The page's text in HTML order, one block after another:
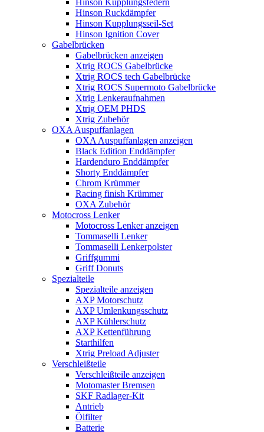
Hinson Kupplungsfedern
Hinson Ruckdämpfer
Hinson Kupplungsseil-Set
Hinson Ignition Cover
Gabelbrücken
Gabelbrücken anzeigen
Xtrig ROCS Gabelbrücke
Xtrig ROCS tech Gabelbrücke
Xtrig ROCS Supermoto Gabelbrücke
Xtrig Lenkeraufnahmen
Xtrig OEM PHDS
Xtrig Zubehör
OXA Auspuffanlagen
OXA Auspuffanlagen anzeigen
Black Edition Enddämpfer
Hardenduro Enddämpfer
Shorty Enddämpfer
Chrom Krümmer
Racing finish Krümmer
OXA Zubehör
Motocross Lenker
Motocross Lenker anzeigen
Tommaselli Lenker
Tommaselli Lenkerpolster
Griffgummi
Griff Donuts
Spezialteile
Spezialteile anzeigen
AXP Motorschutz
AXP Umlenkungsschutz
AXP Kühlerschutz
AXP Kettenführung
Starthilfen
Xtrig Preload Adjuster
Verschleißteile
Verschleißteile anzeigen
Motomaster Bremsen
SKF Radlager-Kit
Antrieb
Ölfilter
Batterie